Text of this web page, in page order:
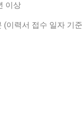
이상
(이력서 접수 일자 기